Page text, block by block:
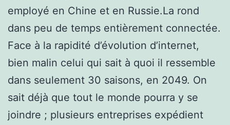
employé en Chine et en Russie.La rond
dans peu de temps entièrement connectée.
Face à la rapidité d’évolution d’internet,
bien malin celui qui sait à quoi il ressemble
dans seulement 30 saisons, en 2049. On
sait déjà que tout le monde pourra y se
joindre ; plusieurs entreprises expédient